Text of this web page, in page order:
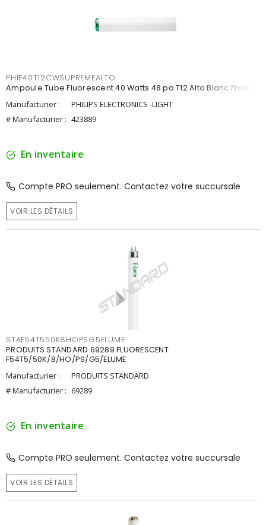
PHIF40T12CWSUPREMEALTO
Ampoule Tube Fluorescent 40 Watts 48 po T12 Alto Blanc Froid
Manufacturier :
PHILIPS ELECTRONICS -LIGHT
# Manufacturier : 423889
En inventaire
Compte PRO seulement. Contactez votre succursale
VOIR LES DÉTAILS
STAF54T550K8HOPSG5ELUME
PRODUITS STANDARD 69289 FLUORESCENT
F54T5/50K/8/HO/PS/G5/ELUME
Manufacturier :
PRODUITS STANDARD
# Manufacturier : 69289
En inventaire
Compte PRO seulement. Contactez votre succursale
VOIR LES DÉTAILS